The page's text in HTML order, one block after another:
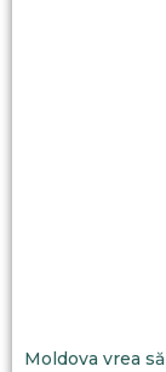
Moldova vrea